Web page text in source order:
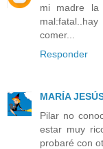
mi madre la
comer...
Responder
MARÍA
Pilar no
estar muy
probaré con